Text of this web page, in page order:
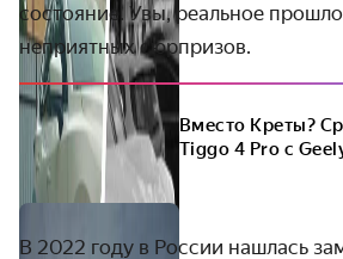
состояние. Увы, реальное
неприятных сюрпризов.
Вместо Креты?
Tiggo 4 Pro с
В 2022 году в России нашлась